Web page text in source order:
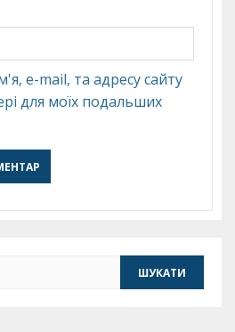
e-mail, та адресу сайту
для моїх подальших